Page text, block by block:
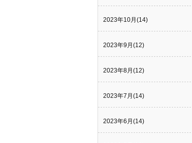
2023年10月(14)
2023年9月(12)
2023年8月(12)
2023年7月(14)
2023年6月(14)